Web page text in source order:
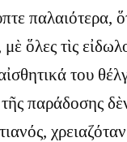
παλαιότερα,
ὅλες τὶς
του
παράδοσης